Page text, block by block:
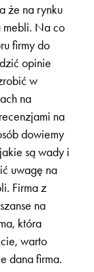
że na rynku
mebli. Na co
firmy do
opinie
w
na
na
dowiemy
są wady i
uwagę na
Firma z
na
która
warto
dana firma.